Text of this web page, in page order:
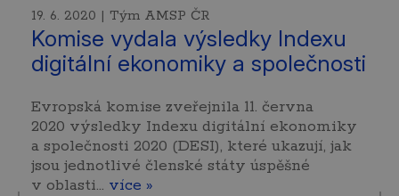
19. 6. 2020 | Tým AMSP ČR
Komise vydala výsledky Indexu
digitální ekonomiky a společnosti
Evropská komise zveřejnila 11. června
2020 výsledky Indexu digitální ekonomiky
a společnosti 2020 (DESI), které ukazují, jak
jsou jednotlivé členské státy úspěšné
v oblasti… více »